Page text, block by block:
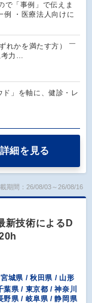
で「事例」で伝えま
・医療法人向けに
れかを満たす方） ￣
考力…
」を軸に、健診・レ
詳細を見る
期間：26/08/03～26/08/16
新技術によるD
城県 / 秋田県 / 山形
県 / 東京都 / 神奈川
野県 / 岐阜県 / 静岡県